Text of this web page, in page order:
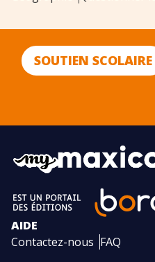
SOUTIEN SCOLAIRE
AIDE
Contactez-nous FAQ